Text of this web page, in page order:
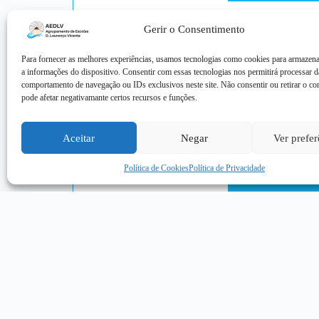
Gerir o Consentimento
Para fornecer as melhores experiências, usamos tecnologias como cookies para
a informações do dispositivo. Consentir com essas tecnologias nos permitirá processar
comportamento de navegação ou IDs exclusivos neste site. Não consentir ou retirar o
pode afetar negativamante certos recursos e funções.
Aceitar Negar Ver
Política de CookiesPolítica de Privacidade
Presidente Conselho
Fiscal
Vera
Vogal Conselho Fiscal
Elisa